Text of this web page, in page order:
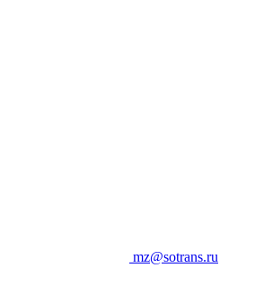
mz@sotrans.ru